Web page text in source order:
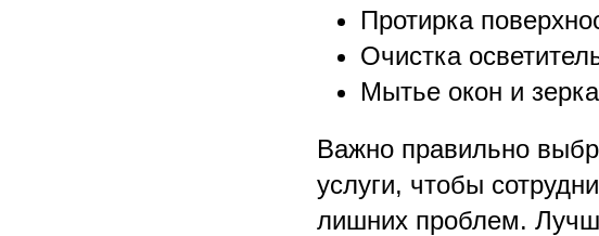
Протирка
Очистка
Мытье окон и
Важно правильно
услуги, чтобы
лишних проблем.